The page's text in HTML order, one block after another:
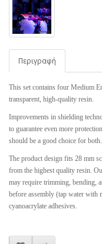
Περιγραφή
This set contains four Medium
transparent, high-quality resin.
Improvements in shielding
to guarantee even more
should be a good choice for both.
The product design fits 28 mm
from the highest quality resin.
may require trimming, bending,
before assembly (tap water with
cyanoacrylate adhesives.